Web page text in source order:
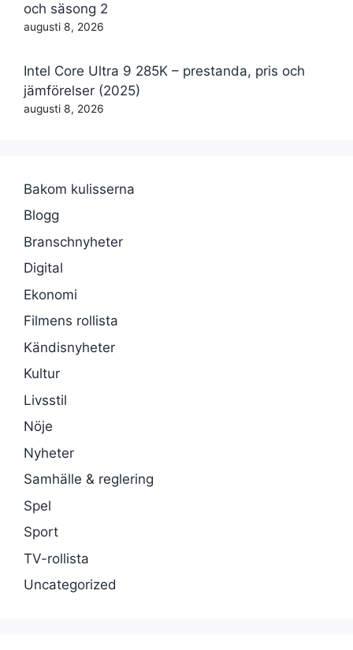
och säsong 2
augusti 8, 2026
Intel Core Ultra 9 285K – prestanda, pris och
jämförelser (2025)
augusti 8, 2026
Bakom kulisserna
Blogg
Branschnyheter
Digital
Ekonomi
Filmens rollista
Kändisnyheter
Kultur
Livsstil
Nöje
Nyheter
Samhälle & reglering
Spel
Sport
TV-rollista
Uncategorized